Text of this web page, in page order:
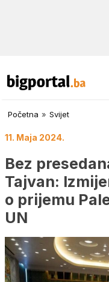
Početna » Svijet
11. Maja 2024.
Bez
Tajvan:
o prijemu
UN